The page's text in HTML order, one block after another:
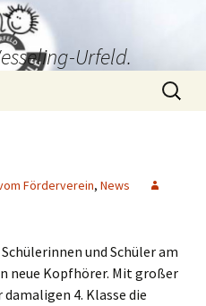
Urfeld.
Suchen
nach:
Förderverein, News
und Schüler am
neue Kopfhörer. Mit großer
4. Klasse die